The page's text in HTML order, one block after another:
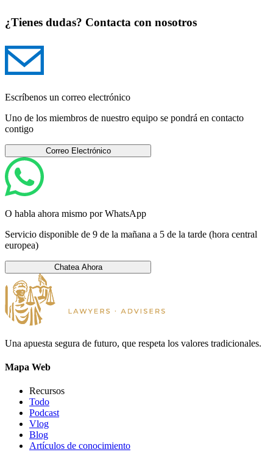
¿Tienes dudas? Contacta con nosotros
Escríbenos un correo electrónico
Uno de los miembros de nuestro equipo se pondrá en contacto
contigo
Correo Electrónico
O habla ahora mismo por WhatsApp
Servicio disponible de 9 de la mañana a 5 de la tarde (hora central
europea)
Chatea Ahora
Una apuesta segura de futuro, que respeta los valores tradicionales.
Mapa Web
Recursos
Todo
Podcast
Vlog
Blog
Artículos de conocimiento